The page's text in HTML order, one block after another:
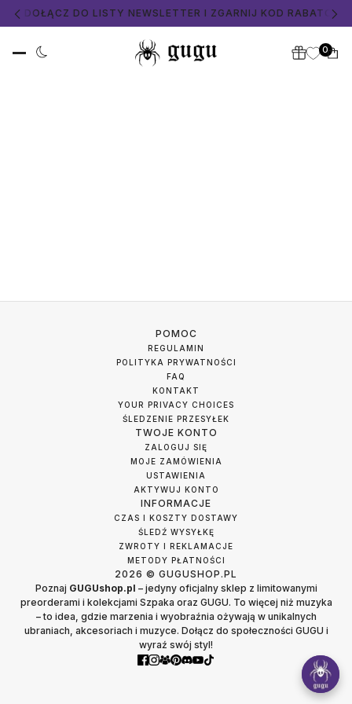
📧 DOŁĄCZ DO LISTY NEWSLETTER I ZGARNIJ KOD
0
POMOC
REGULAMIN
POLITYKA PRYWATNOŚCI
FAQ
KONTAKT
YOUR PRIVACY CHOICES
ŚLEDZENIE PRZESYŁEK
TWOJE KONTO
ZALOGUJ SIĘ
MOJE ZAMÓWIENIA
USTAWIENIA
AKTYWUJ KONTO
INFORMACJE
CZAS I KOSZTY DOSTAWY
ŚLEDŹ WYSYŁKĘ
ZWROTY I REKLAMACJE
METODY PŁATNOŚCI
2026 © GUGUSHOP.PL
Poznaj GUGUshop.pl – jedyny oficjalny sklep z limitowanymi
preorderami i kolekcjami Szpaka oraz GUGU. To więcej niż muzyka
– to idea, gdzie marzenia i wyobraźnia ożywają w unikalnych
ubraniach, akcesoriach i muzyce. Dołącz do społeczności GUGU i
wyraź swój styl!